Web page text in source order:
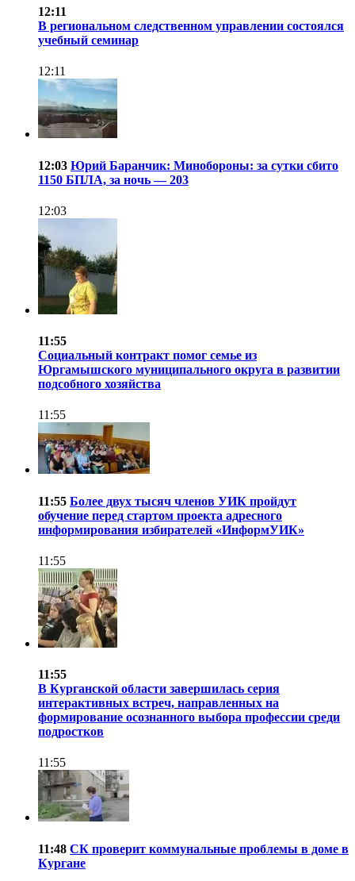
12:11
В региональном следственном управлении состоялся
учебный семинар
12:11
12:03 Юрий Баранчик: Минобороны: за сутки сбито
1150 БПЛА, за ночь — 203
12:03
11:55
Социальный контракт помог семье из
Юргамышского муниципального округа в развитии
подсобного хозяйства
11:55
11:55 Более двух тысяч членов УИК пройдут
обучение перед стартом проекта адресного
информирования избирателей «ИнформУИК»
11:55
11:55
В Курганской области завершилась серия
интерактивных встреч, направленных на
формирование осознанного выбора профессии среди
подростков
11:55
11:48 CК проверит коммунальные проблемы в доме в
Кургане